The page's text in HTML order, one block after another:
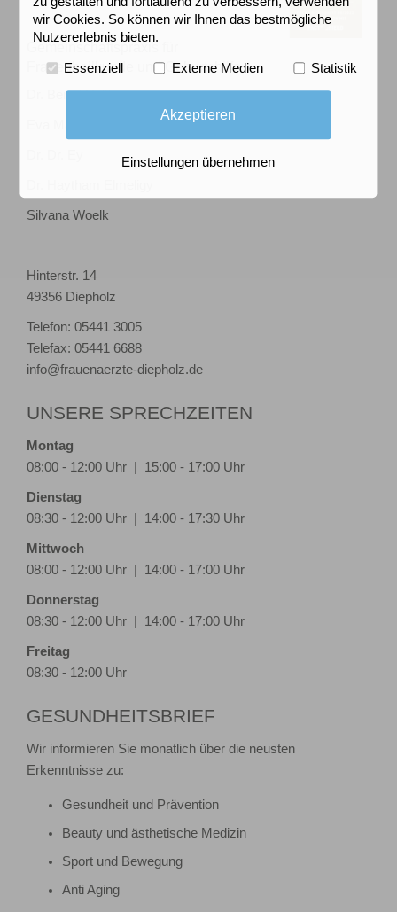
Frauenheilkunde und Geburtshilfe
Dr. Bernd Holthaus
Silvana Woelk
Hinterstr. 14
49356 Diepholz
Telefon: 05441 3005
Telefax: 05441 6688
info@frauenaerzte-diepholz.de
UNSERE SPRECHZEITEN
Montag
08:00 - 12:00 Uhr | 15:00 - 17:00 Uhr
Dienstag
08:30 - 12:00 Uhr | 14:00 - 17:30 Uhr
Mittwoch
08:00 - 12:00 Uhr | 14:00 - 17:00 Uhr
Donnerstag
08:30 - 12:00 Uhr | 14:00 - 17:00 Uhr
Freitag
08:30 - 12:00 Uhr
GESUNDHEITSBRIEF
Wir informieren Sie monatlich über die neusten
Erkenntnisse zu:
Gesundheit und Prävention
Beauty und ästhetische Medizin
Sport und Bewegung
Anti Aging
wir Cookies. So können wir Ihnen das bestmögliche
Nutzererlebnis bieten.
Essenziell Externe Medien Statistik
Akzeptieren
Einstellungen übernehmen